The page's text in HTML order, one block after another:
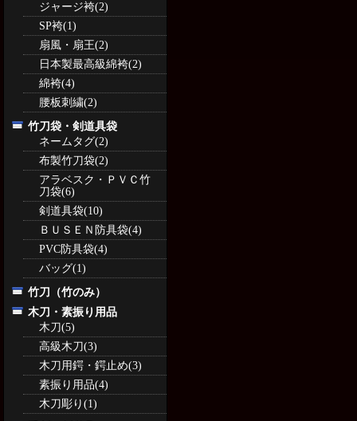
ジャージ袴(2)
SP袴(1)
扇風・扇王(2)
日本製最高級綿袴(2)
綿袴(4)
腰板刺繍(2)
竹刀袋・剣道具袋
ネームタグ(2)
布製竹刀袋(2)
アラベスク・ＰＶＣ竹
刀袋(6)
剣道具袋(10)
ＢＵＳＥＮ防具袋(4)
PVC防具袋(4)
バッグ(1)
竹刀（竹のみ）
木刀・素振り用品
木刀(5)
高級木刀(3)
木刀用鍔・鍔止め(3)
素振り用品(4)
木刀彫り(1)